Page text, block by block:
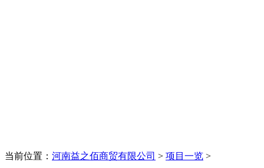
当前位置： 河南益之佰商贸有限公司 > 项目一览 >